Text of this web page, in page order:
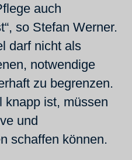
auch
so Stefan Werner.
darf nicht als
notwendige
zu begrenzen.
knapp ist, müssen
und
schaffen können.